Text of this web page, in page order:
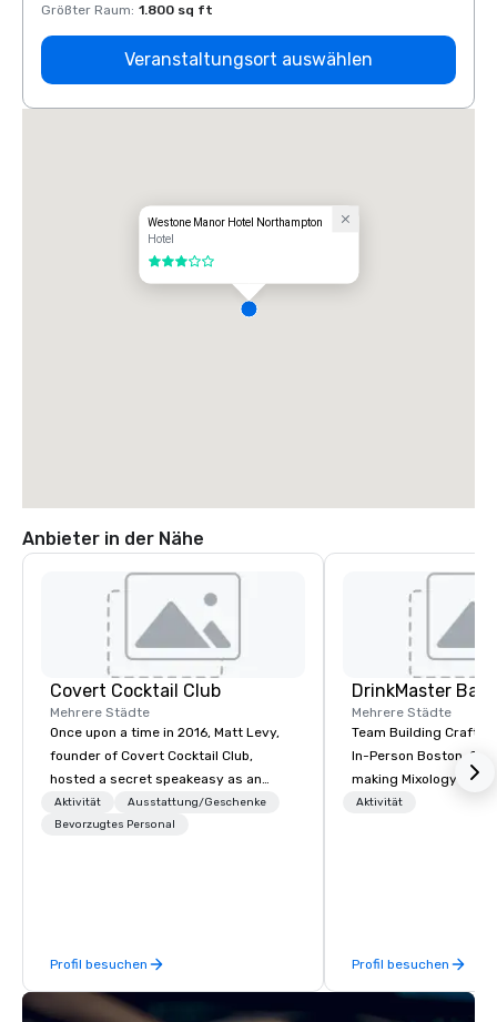
Größter Raum: 1.800 sq ft
Veranstaltungsort auswählen
Westone Manor Hotel Northampton
Hotel
3 von 5
Anbieter in der Nähe
Covert Cocktail Club
Mehrere Städte
Once upon a time in 2016, Matt Levy,
founder of Covert Cocktail Club,
hosted a secret speakeasy as an
intimate place for strangers to gather
in his home. The only way to find out
before The New York Times wrote
about it. But that was all pre-
pandemic, and this is a new era.
Aktivität
Ausstattung/Geschenke
Bevorzugtes Personal
Profil besuchen
Mehrere Städte
Team Building Craft
In-Person Boston. Our Cocktail-
making Mixology
complete turnkey
Aktivität
Profil besuchen